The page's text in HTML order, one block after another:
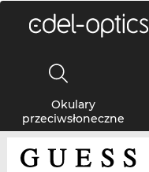
Okulary
przeciwsłoneczne